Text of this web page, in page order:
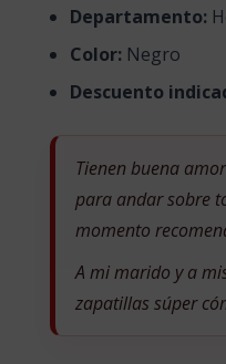
Departamento:
Color: Negro
Descuento
Tienen buena
para andar sobre
momento
A mi marido y a
zapatillas súper